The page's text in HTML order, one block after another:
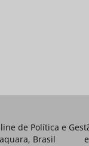
de Política e
Brasil e-